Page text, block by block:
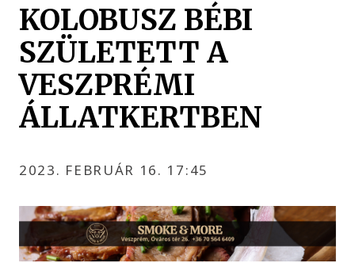
KOLOBUSZ BÉBI
SZÜLETETT A
VESZPRÉMI
ÁLLATKERTBEN
2023. FEBRUÁR 16. 17:45